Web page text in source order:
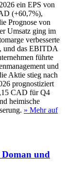
ein EPS von
(+60,7%),
Prognose von
Umsatz ging im
verbesserte
und das EBITDA
führte
und
Aktie stieg nach
prognostiziert
CAD für Q4
heimische
» Mehr auf
und